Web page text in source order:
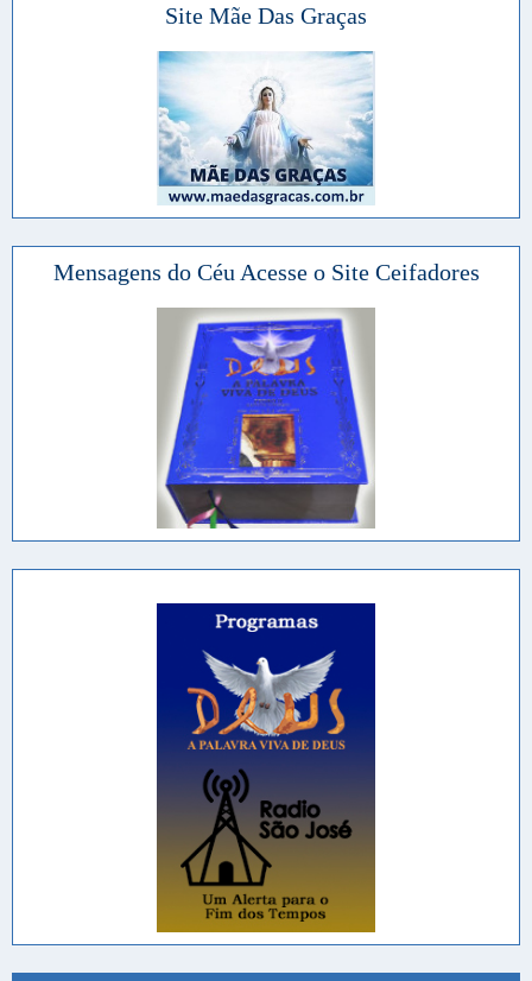
Site Mãe Das Graças
Mensagens do Céu Acesse o Site Ceifadores